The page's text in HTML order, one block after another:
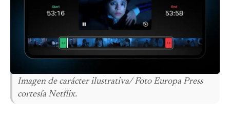
Imagen de carácter ilustrativa/ Foto Europa Press
cortesía Netflix.